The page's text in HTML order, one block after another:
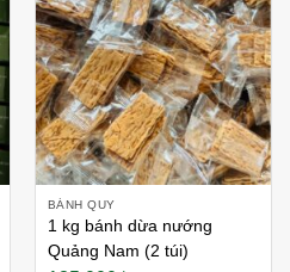
Thích
BÁNH QUY
1 kg bánh dừa nướng
Quảng Nam (2 túi)